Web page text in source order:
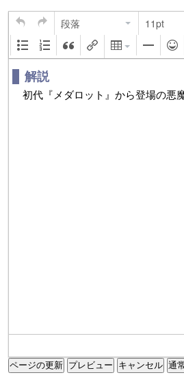
段落 11pt
ページの更新 通